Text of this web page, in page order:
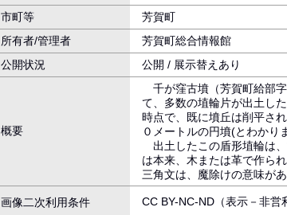
市町等
芳賀町
所有者/管理者
芳賀町総合情報館
公開状況
公開 / 展示替えあり
概要
千が窪古墳（芳賀町給部
て、多数の埴輪片が出土し
時点で、既に墳丘は削平さ
０メートルの円墳(とわかり
出土したこの盾形埴輪は
は本来、木または革で作ら
三角文は、魔除けの意味が
画像二次利用条件 CC BY-NC-ND（表示－非営